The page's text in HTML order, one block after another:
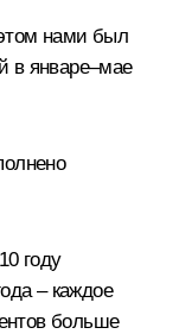
нами был
в январе–мае
году
– каждое
больше